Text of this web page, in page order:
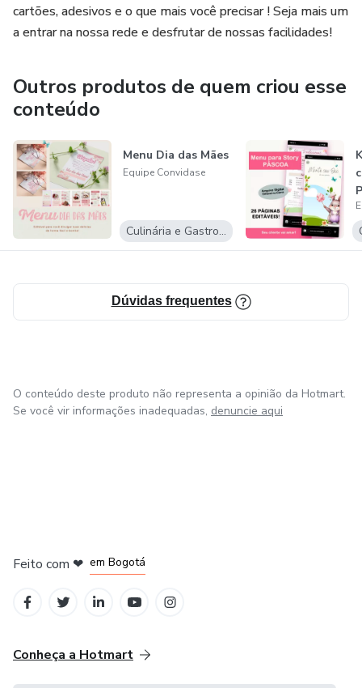
cartões, adesivos e o que mais você precisar ! Seja mais um
a entrar na nossa rede e desfrutar de nossas facilidades!
Outros produtos de quem criou esse
conteúdo
Menu Dia das Mães
Equipe Convidase
Culinária e Gastronomia
Dúvidas frequentes
O conteúdo deste produto não representa a opinião da Hotmart.
Se você vir informações inadequadas, denuncie aqui
Feito com ❤ em Bogotá
Conheça a Hotmart